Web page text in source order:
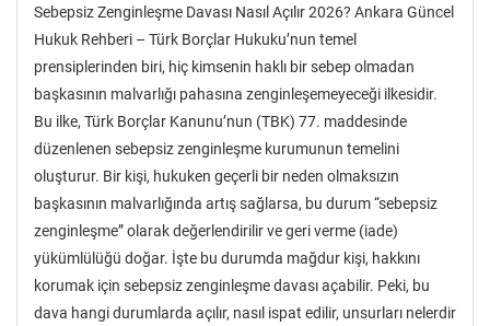
Sebepsiz Zenginleşme Davası Nasıl Açılır 2026? Ankara Güncel
Hukuk Rehberi – Türk Borçlar Hukuku’nun temel
prensiplerinden biri, hiç kimsenin haklı bir sebep olmadan
başkasının malvarlığı pahasına zenginleşemeyeceği ilkesidir.
Bu ilke, Türk Borçlar Kanunu’nun (TBK) 77. maddesinde
düzenlenen sebepsiz zenginleşme kurumunun temelini
oluşturur. Bir kişi, hukuken geçerli bir neden olmaksızın
başkasının malvarlığında artış sağlarsa, bu durum “sebepsiz
zenginleşme” olarak değerlendirilir ve geri verme (iade)
yükümlülüğü doğar. İşte bu durumda mağdur kişi, hakkını
korumak için sebepsiz zenginleşme davası açabilir. Peki, bu
dava hangi durumlarda açılır, nasıl ispat edilir, unsurları nelerdir